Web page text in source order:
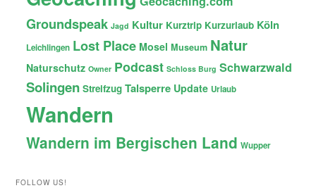
Groundspeak Jagd Kultur Kurztrip Kurzurlaub Köln
Leichlingen Lost Place Mosel Museum Natur
Naturschutz Owner Podcast Schloss Burg Schwarzwald
Solingen Streifzug Talsperre Update Urlaub
Wandern
Wandern im Bergischen Land Wupper
FOLLOW US!